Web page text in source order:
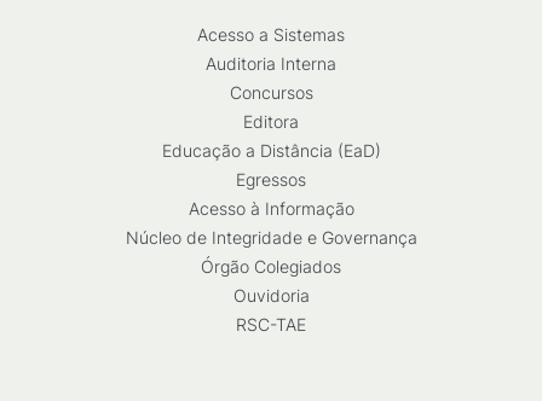
Acesso a Sistemas
Auditoria Interna
Concursos
Editora
Educação a Distância (EaD)
Egressos
Acesso à Informação
Núcleo de Integridade e Governança
Órgão Colegiados
Ouvidoria
RSC-TAE